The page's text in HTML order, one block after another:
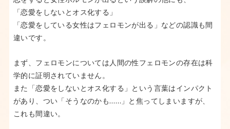
「恋愛をしないとオス化する」
「恋愛をしている女性はフェロモンが出る」などの認識も間
違いです。
まず、フェロモンについては人間の性フェロモンの存在は科
学的に証明されていません。
また「恋愛をしないとオス化する」という言葉はインパクト
があり、つい「そうなのかも……」と焦ってしまいますが、
これも間違い。